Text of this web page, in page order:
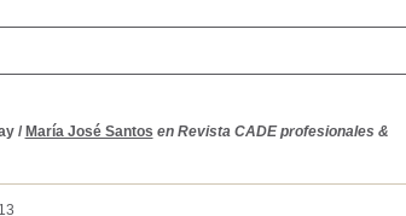
/ María José Santos en Revista CADE profesionales &